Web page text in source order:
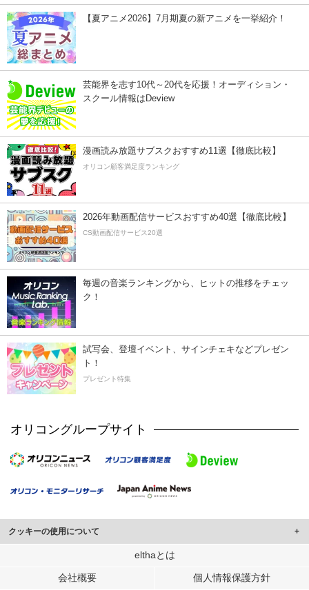
【夏アニメ2026】7月期夏の新アニメを一挙紹介！
芸能界を志す10代～20代を応援！オーディション・
スクール情報はDeview
漫画読み放題サブスクおすすめ11選【徹底比較】
オリコン顧客満足度ランキング
2026年動画配信サービスおすすめ40選【徹底比較】
CS動画配信サービス20選
毎週の音楽ランキングから、ヒットの推移をチェッ
ク！
試写会、登壇イベント、サインチェキなどプレゼン
ト！
プレゼント特集
オリコングループサイト
クッキーの使用について
このサイトでは Cookie を使用して、ユーザーに合わせたコンテンツや広告の
行っています。
elthaとは
会社概要 個人情報保護方針